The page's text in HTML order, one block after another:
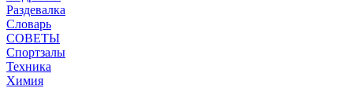
Раздевалка
Словарь
СОВЕТЫ
Спортзалы
Техника
Химия